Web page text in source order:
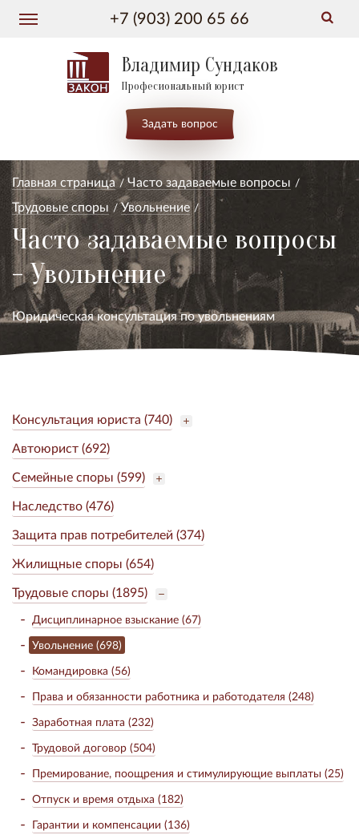
+7 (903) 200 65 66
Владимир Сундаков
Професиональный юрист
Задать вопрос
Главная страница
Часто задаваемые вопросы
Трудовые споры
Увольнение
Часто задаваемые вопросы
- Увольнение
Юридическая консультация по увольнениям
Консультация юриста (740)
Автоюрист (692)
Семейные споры (599)
Наследство (476)
Защита прав потребителей (374)
Жилищные споры (654)
Трудовые споры (1895)
Дисциплинарное взыскание (67)
Увольнение (698)
Командировка (56)
Права и обязанности работника и работодателя (248)
Заработная плата (232)
Трудовой договор (504)
Премирование, поощрения и стимулирующие выплаты (25)
Отпуск и время отдыха (182)
Гарантии и компенсации (136)